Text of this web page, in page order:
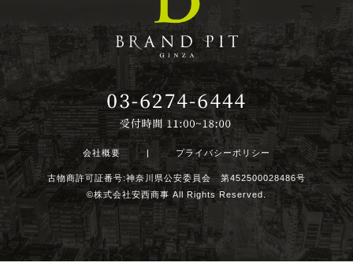
会社概要 プライバシーポリシー
古物商許可証番号:神奈川県公安委員会 第452500028486号
©株式会社安西商事 All Rights Reserved.